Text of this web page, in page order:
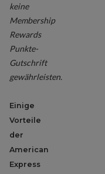
keine
Membership
Rewards
Punkte-
Gutschrift
gewährleisten.
Einige
Vorteile
der
American
Express